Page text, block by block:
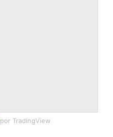
por TradingView